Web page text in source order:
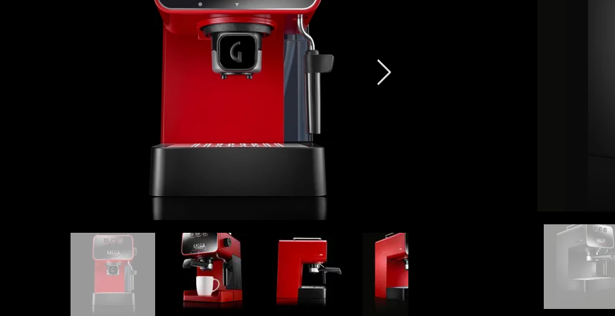
Im Lieferumfang der Gaggia Evolution sind ein
Dosierer/Stampfer für gemahlenen Kaffee und eine
Sie ist eine gute Wahl für alle, die eine kompakte
Espressomaschine mit hochwertigen Materialien und einer
Die Gaggia Evolution hat eine Leistung von 1900 Watt.
Die Aufheizzeit beträgt etwa 45 Sekunden.